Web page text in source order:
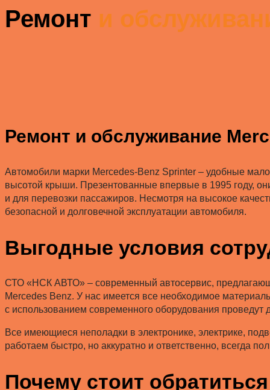
Ремонт и
Ремонт и обслуживание
Автомобили марки Mercedes-Benz Sprinter – удобные
высотой крыши. Презентованные впервые в 1995 году,
и для перевозки пассажиров. Несмотря на высокое
безопасной и долговечной эксплуатации автомобиля.
Выгодные условия
СТО «НСК АВТО» – современный автосервис,
Mercedes Benz. У нас имеется все необходимое
с использованием современного оборудования проведут
Все имеющиеся неполадки в электронике, электрике,
работаем быстро, но аккуратно и ответственно, всегда
Почему стоит